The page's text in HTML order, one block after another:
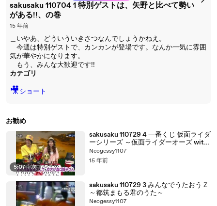
sakusaku 110704 1 特別ゲストは、矢野と比べて勢い
がある!!、の巻
15 年前
＿いやあ、どういういきさつなんでしょうかねえ。
今週は特別ゲストで、カンカンが登場です。なんか一気に雰囲
気が華やかになります。
もう、みんな大歓迎です!!
カテゴリ
🎥ショート
お勧め
5:07 | 次
sakusaku 110729 4 一番くじ 仮面ライダ
ーシリーズ ～仮面ライダーオーズ with
40th編～
Neogessy1107
15 年前
sakusaku 110729 3 みんなでうたおうＺ
～都筑まもる君のうた～
Neogessy1107